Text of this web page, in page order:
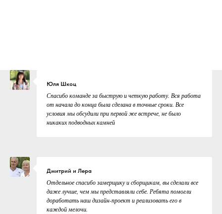
Юля Шкоц
Спасибо команде за быструю и четкую работу. Вся работа
от начала до конца была сделана в точные сроки. Все
условия мы обсудили при первой же встрече, не было
никаких подводных камней
Дмитрий и Лера
Отдельное спасибо замерщику и сборщикам, вы сделали все
даже лучше, чем мы представляли себе. Ребята помогли
доработать наш дизайн-проект и реализовать его в
каждой мелочи.